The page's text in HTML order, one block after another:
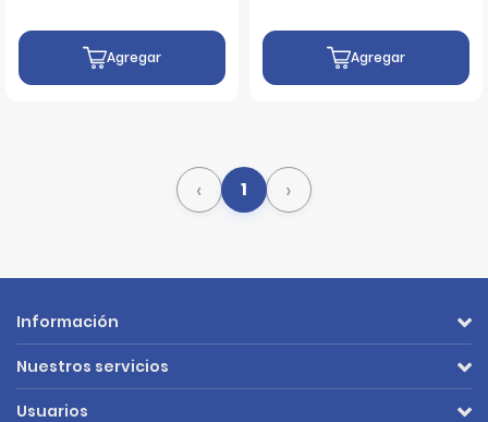
Agregar Agregar
‹ 1 ›
Información
Nuestros servicios
Usuarios